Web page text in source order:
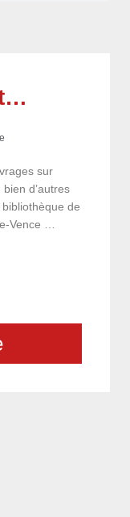
sur
d’autres
de
Vence …